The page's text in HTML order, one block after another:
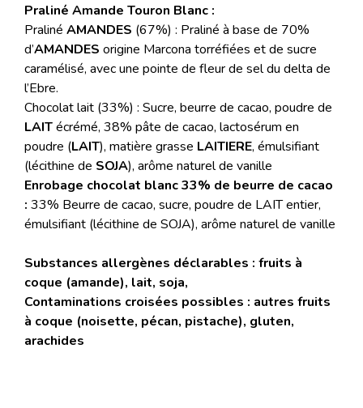
Praliné Amande Touron Blanc :
Praliné AMANDES (67%) : Praliné à base de 70%
d’AMANDES origine Marcona torréfiées et de sucre
caramélisé, avec une pointe de fleur de sel du delta de
l’Ebre.
Chocolat lait (33%) : Sucre, beurre de cacao, poudre de
LAITécrémé, 38% pâte de cacao, lactosérum en
poudre (LAIT), matière grasse LAITIERE, émulsifiant
(lécithine de SOJA), arôme naturel de vanille
Enrobage chocolat blanc 33% de beurre de cacao
: 33% Beurre de cacao, sucre, poudre de LAIT entier,
émulsifiant (lécithine de SOJA), arôme naturel de vanille
Substances allergènes déclarables : fruits à
coque (amande), lait, soja,
Contaminations croisées possibles : autres fruits
à coque (noisette, pécan, pistache), gluten,
arachides